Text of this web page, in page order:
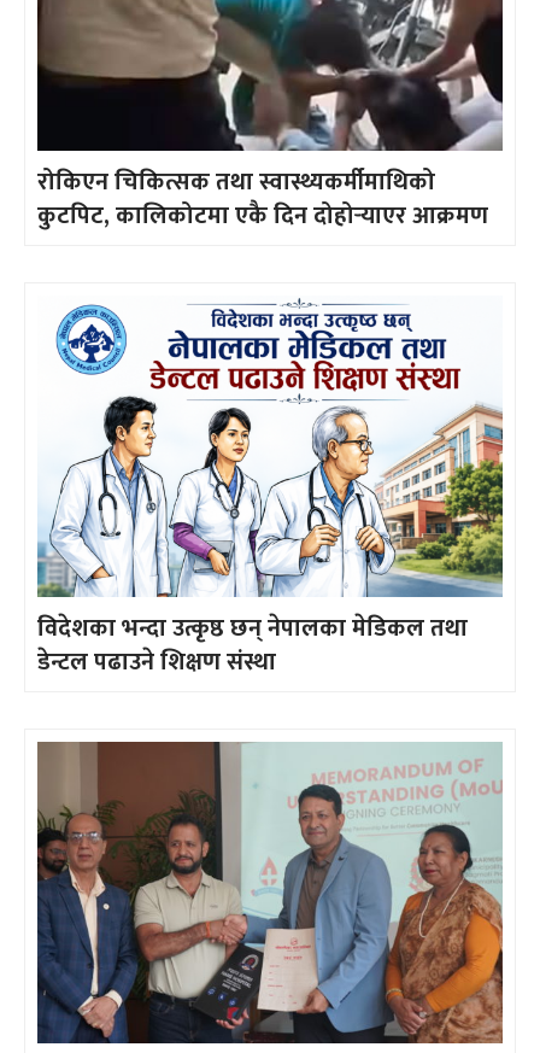
रोकिएन चिकित्सक तथा स्वास्थ्यकर्मीमाथिको
कुटपिट, कालिकोटमा एकै दिन दोहोर्‍याएर आक्रमण
विदेशका भन्दा उत्कृष्ठ छन् नेपालका मेडिकल तथा
डेन्टल पढाउने शिक्षण संस्था